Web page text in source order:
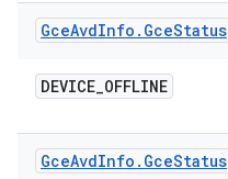
GceAvdInfo . GceStatus
DEVICE_OFFLINE
GceAvdInfo . GceStatus